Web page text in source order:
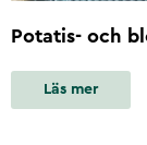
Potatis- och
Läs mer